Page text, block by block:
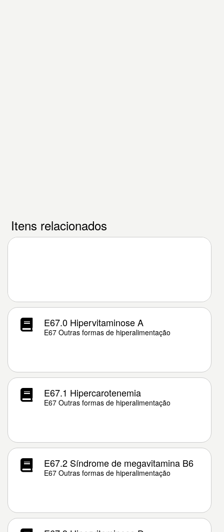
Itens relacionados
E67.0 Hipervitaminose A
E67 Outras formas de hiperalimentação
E67.1 Hipercarotenemia
E67 Outras formas de hiperalimentação
E67.2 Síndrome de megavitamina B6
E67 Outras formas de hiperalimentação